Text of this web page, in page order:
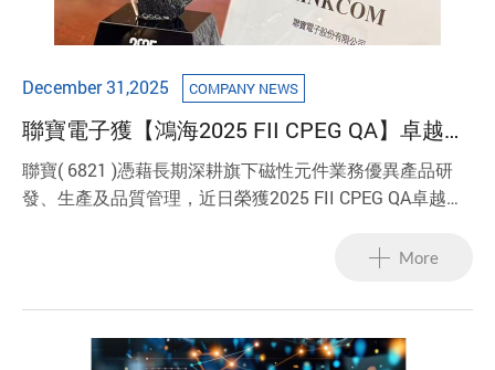
December 31,2025 COMPANY NEWS
聯寶電子獲【鴻海2025 FII CPEG QA】卓越品
質獎
聯寶( 6821 )憑藉長期深耕旗下磁性元件業務優異產品研
發、生產及品質管理，近日榮獲2025 FII CPEG QA卓越品
More